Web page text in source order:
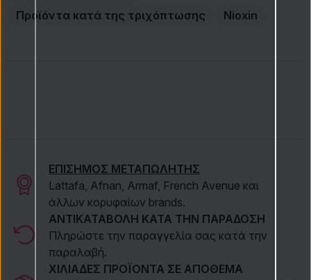
Προϊόντα κατά της τριχόπτωσης
Nioxin
ΕΠΙΣΗΜΟΣ ΜΕΤΑΠΩΛΗΤΗΣ
Lattafa, Afnan, Armaf, French Avenue και
άλλων κορυφαίων brands.
ΑΝΤΙΚΑΤΑΒΟΛΗ ΚΑΤΑ ΤΗΝ ΠΑΡΑΔΟΣΗ
Πληρώστε την παραγγελία σας κατά την
παραλαβή.
ΧΙΛΙΑΔΕΣ ΠΡΟΪΟΝΤΑ ΣΕ ΑΠΟΘΕΜΑ